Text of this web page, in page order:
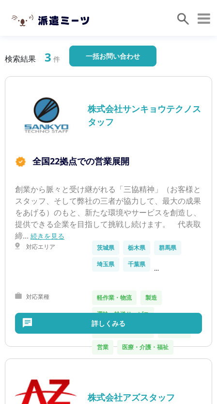
検索結果 3 件 一括お問い合わせ
株式会社サンキョウテクノス
タッフ
全国22拠点での営業展開
創業から脈々と受け継がれる「三協精神」（お客様と
スタッフ、そして弊社の三者が協力して、最大の成果
をあげる）のもと、新たな環境やサービスを創造し、
提供できる企業を目指して挑戦し続けます。 代表取
締... 続きを見る
対応エリア 茨城県 栃木県
群馬県
埼玉県
千葉県
…
対応業種 軽作業・物流
製造
運輸・輸送サービス
営業
医療・介護・福祉
詳しくみる
株式会社アズスタッフ